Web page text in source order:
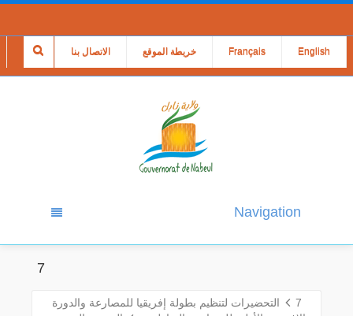
الاتصال بنا خريطة الموقع Français English
Navigation
7
7
التحضيرات لتنظيم بطولة إفريقيا للمصارعة والدورة